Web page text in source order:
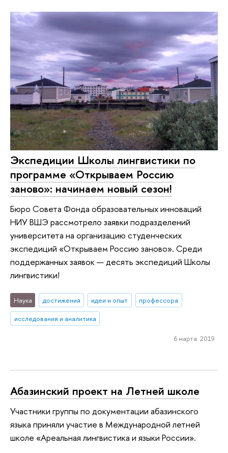
Экспедиции Школы лингвистики по
программе «Открываем Россию
заново»: начинаем новый сезон!
Бюро Совета Фонда образовательных инноваций
НИУ ВШЭ рассмотрело заявки подразделений
университета на организацию студенческих
экспедиций «Открываем Россию заново». Среди
поддержанных заявок — десять экспедиций Школы
лингвистики!
Наука достижения идеи и опыт
профессора
исследования и аналитика
6 марта 2019
Абазинский проект на Летней школе
Участники группы по документации абазинского
языка приняли участие в Международной летней
школе «Ареальная лингвистика и языки России».